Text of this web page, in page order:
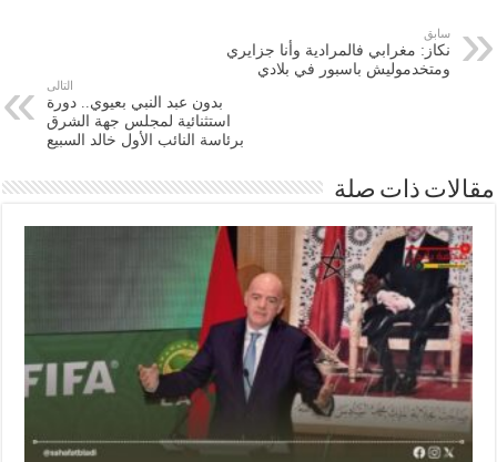
نكاز: مغرابي فالمرادية وأنا جزايري
ومتخدموليش باسبور في بلادي
بدون عبد النبي بعيوي.. دورة
استثنائية لمجلس جهة الشرق
برئاسة النائب الأول خالد السبيع
ذات صلة